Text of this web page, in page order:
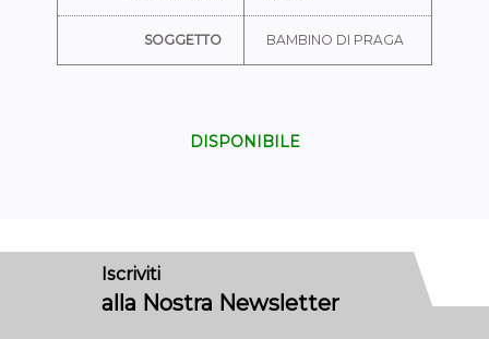
SOGGETTO BAMBINO DI PRAGA
DISPONIBILE
Iscriviti
alla Nostra Newsletter